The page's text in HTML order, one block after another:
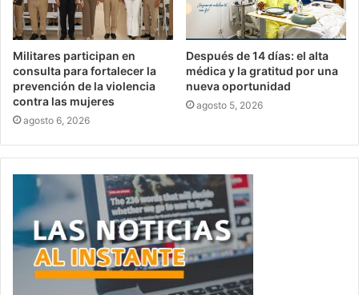
Militares participan en
consulta para fortalecer la
prevención de la violencia
contra las mujeres
agosto 6, 2026
Después de 14 días: el alta
médica y la gratitud por una
nueva oportunidad
agosto 5, 2026